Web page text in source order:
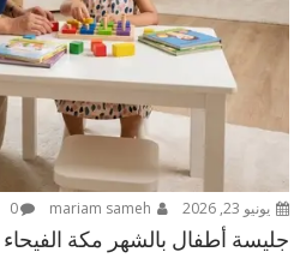
يونيو 23, 2026 0
جليسة أطفال بالشهر مكة الفيحاء 0548152973